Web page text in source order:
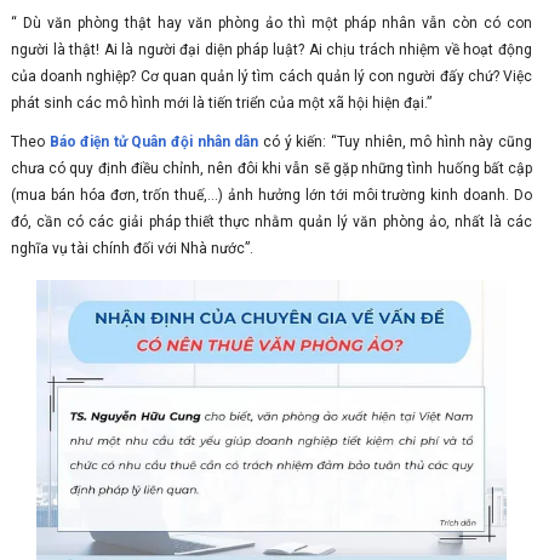
“ Dù văn phòng thật hay văn phòng ảo thì một pháp nhân vẫn còn có con
người là thật! Ai là người đại diện pháp luật? Ai chịu trách nhiệm về hoạt động
của doanh nghiệp? Cơ quan quản lý tìm cách quản lý con người đấy chứ? Việc
phát sinh các mô hình mới là tiến triển của một xã hội hiện đại.”
Theo Báo điện tử Quân đội nhân dân có ý kiến: “Tuy nhiên, mô hình này cũng
chưa có quy định điều chỉnh, nên đôi khi vẫn sẽ gặp những tình huống bất cập
(mua bán hóa đơn, trốn thuế,…) ảnh hưởng lớn tới môi trường kinh doanh. Do
đó, cần có các giải pháp thiết thực nhằm quản lý văn phòng ảo, nhất là các
nghĩa vụ tài chính đối với Nhà nước”.